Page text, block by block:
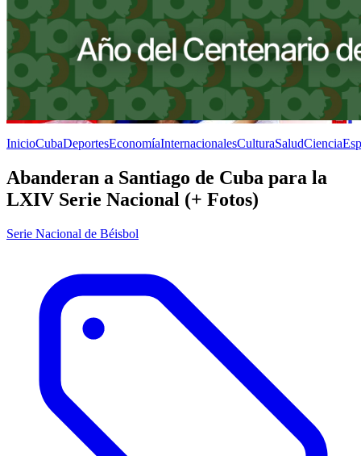
InicioCubaDeportesEconomíaInternacionalesCulturaSaludCiencia
Abanderan a Santiago de Cuba para la
LXIV Serie Nacional (+ Fotos)
Serie Nacional de Béisbol